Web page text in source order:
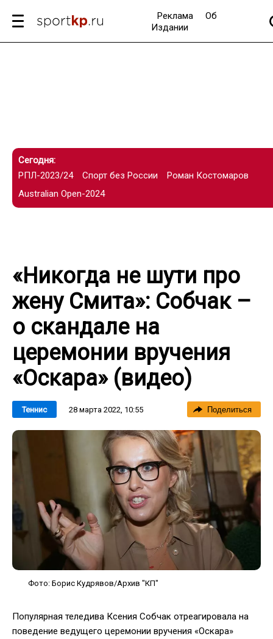
Реклама
Об
Издании
Сегодня:
РПЛ-2023/24
Спорт без России
Роман Костомаров
Australian Open-2024
«Никогда не шути про
жену Смита»: Собчак –
о скандале на
церемонии вручения
«Оскара» (видео)
Теннис 28 марта 2022, 10:55 Поделиться
Фото: Борис Кудрявов/Архив "КП"
Популярная теледива Ксения Собчак отреагировала на
поведение ведущего церемонии вручения «Оскара»